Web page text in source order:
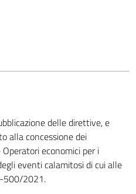
delle direttive, e
alla concessione dei
economici per i
eventi calamitosi di cui alle
500/2021.